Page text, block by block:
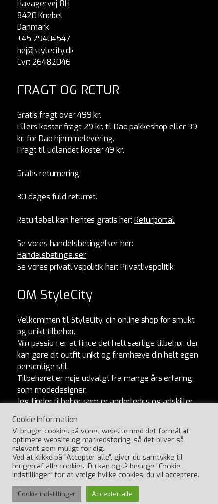
Havagervej 8H
8420 Knebel
Danmark
+45 29404547
hej@stylecity.dk
Cvr: 26482046
FRAGT OG RETUR
Gratis fragt over 499 kr.
Ellers koster fragt 29 kr. til Dao pakkeshop eller 39
kr. for Dao hjemmelevering.
Fragt til udlandet koster 49 kr.
Gratis returnering.
30 dages fuld returret.
Returlabel kan hentes gratis her: Returportal
Se vores handelsbetingelser her:
Handelsbetingelser
Se vores privatlivspolitik her: Privatlivspolitik
OM StyleCity
Velkommen til StyleCity, din online shop for smukt
og unikt tilbehør.
Min passion er at finde det helt særlige tilbehør, der
kan gøre dit outfit unikt og fremhæve din helt egen
personlige stil.
Tilbehøret er nøje udvalgt fra mange års erfaring
som modedesigner.
Jeg finder tilbehør som er anderledes og adskiller
ordentlige materialer og produceret med omtanke.
Jeg håber, du vil elske at udforske min kollektion
lige så meget, som jeg elsker at skabe den.
Har du spørgsmål, så ring til Ulla på 29404547.
Cookie Information
Vi bruger cookies på vores website med det formål at
optimere website og markedsføring, så det bliver så
relevant som muligt for dig.
Ved at klikke på "Accepter alle", giver du samtykke til
brugen af alle cookies. Du kan også besøge "Cookie
indstillinger" for at vælge hvilke cookies, du vil acceptere.
Cookie indstillinger Accepter alle